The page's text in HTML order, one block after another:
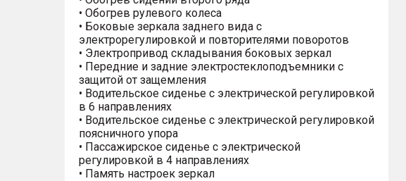
• Обогрев рулевого колеса
• Боковые зеркала заднего вида с
электрорегулировкой и повторителями поворотов
• Электропривод складывания боковых зеркал
• Передние и задние электростеклоподъемники с
защитой от защемления
• Водительское сиденье с электрической регулировкой
в 6 направлениях
• Водительское сиденье с электрической регулировкой
поясничного упора
• Пассажирское сиденье с электрической
регулировкой в 4 направлениях
• Память настроек зеркал